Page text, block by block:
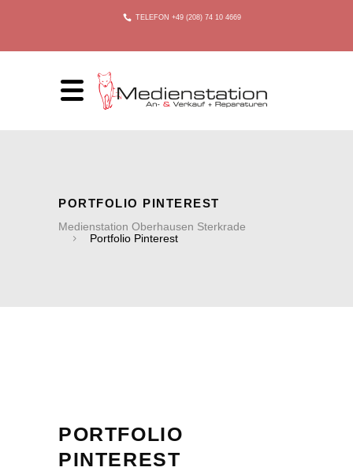
TELEFON +49 (208) 74 10 4669
PORTFOLIO PINTEREST
Medienstation Oberhausen Sterkrade
Portfolio Pinterest
PORTFOLIO
PINTEREST